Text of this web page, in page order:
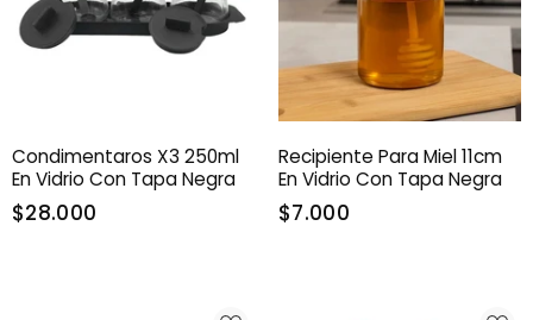
Condimentaros X3 250ml
En Vidrio Con Tapa Negra
$28.000
Recipiente Para Miel 11cm
En Vidrio Con Tapa Negra
$7.000